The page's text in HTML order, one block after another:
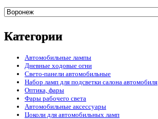
Категории
Автомобильные лампы
Дневные ходовые огни
Свето-панели автомобильные
Набор ламп для подсветки салона автомобиля
Оптика, фары
Фары рабочего света
Автомобильные аксессуары
Цоколи для автомобильных ламп